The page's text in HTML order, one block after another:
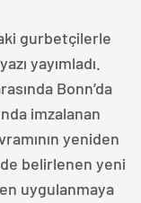
gurbetçilerle
yayımladı.
Bonn’da
imzalanan
yeniden
belirlenen yeni
uygulanmaya